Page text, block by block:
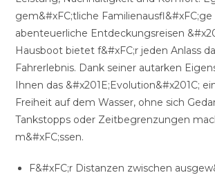
gem&#xFC;tliche Familienausfl&#xFC;ge
abenteuerliche Entdeckungsreisen
Hausboot bietet f&#xFC;r jeden Anlass
Fahrerlebnis. Dank seiner autarken
Ihnen das &#x201E;Evolution&#x201C;
Freiheit auf dem Wasser, ohne sich
Tankstopps oder Zeitbegrenzungen
m&#xFC;ssen.
F&#xFC;r Distanzen zwischen